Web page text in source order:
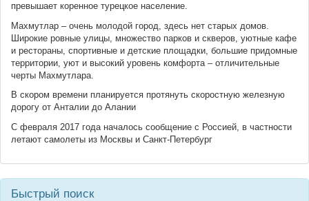
превышает коренное турецкое население.
Махмутлар – очень молодой город, здесь нет старых домов.
Широкие ровные улицы, множество парков и скверов, уютные кафе
и рестораны, спортивные и детские площадки, большие придомные
территории, уют и высокий уровень комфорта – отличительные
черты Махмутлара.
В скором времени планируется протянуть скоростную железную
дорогу от Анталии до Алании
С февраля 2017 года началось сообщение с Россией, в частности
летают самолеты из Москвы и Санкт-Петербург
Быстрый поиск